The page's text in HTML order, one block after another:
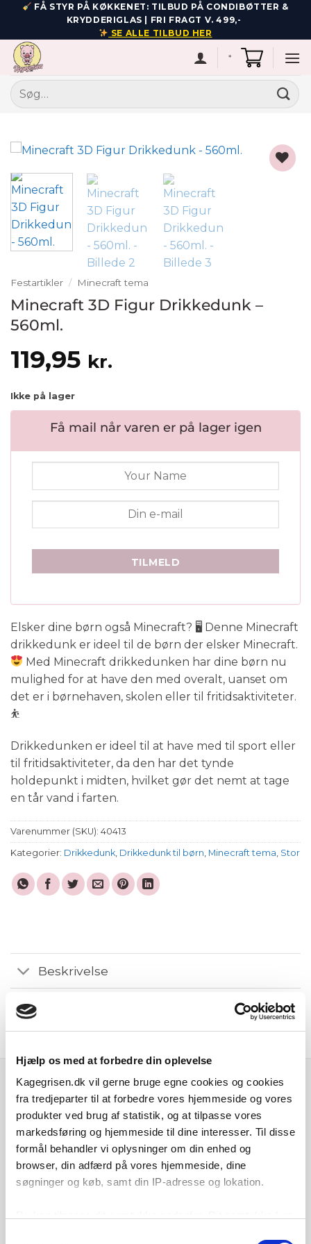
Hjælp os med at forbedre din oplevelse
Kagegrisen.dk vil gerne bruge egne cookies og cookies
fra tredjeparter til at forbedre vores hjemmeside og vores
produkter ved brug af statistik, og at tilpasse vores
markedsføring og hjemmeside til dine interesser. Til disse
formål behandler vi oplysninger om din enhed og
browser, din adfærd på vores hjemmeside, dine
søgninger og køb, samt din IP-adresse og lokation.
Fortsæt
indhold
FÅ STYR PÅ KØKKENET: TILBUD PÅ CONDIBØTTER &
KRYDDERIGLAS | FRI FRAGT V. 499,-
SE ALLE TILBUD HER
*
Søg
efter:
Festartikler / Minecraft tema
Minecraft 3D Figur Drikkedunk –
560ml.
119,95 kr.
Ikke på lager
Få mail når varen er på lager igen
TILMELD
Elsker dine børn også Minecraft? 🖥 Denne Minecraft
drikkedunk er ideel til de børn der elsker Minecraft.
Med Minecraft drikkedunken har dine børn nu
mulighed for at have den med overalt, uanset om
det er i børnehaven, skolen eller til fritidsaktiviteter.
⛹
Drikkedunken er ideel til at have med til sport eller
til fritidsaktiviteter, da den har det tynde
holdepunkt i midten, hvilket gør det nemt at tage
en tår vand i farten.
Varenummer (SKU): 40413
Kategorier: Drikkedunk, Drikkedunk til børn, Minecraft tema, Stor
Beskrivelse
Populære mærker hos Kagegrisen
Indenfor bl.a. bageudstyr, festartikler og m.m.